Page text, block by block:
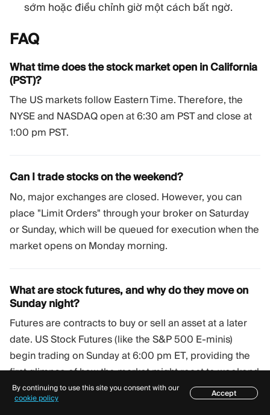
sớm hoặc điều chỉnh giờ một cách bất ngờ.
FAQ
What time does the stock market open in California
(PST)?
The US markets follow Eastern Time. Therefore, the
NYSE and NASDAQ open at 6:30 am PST and close at
1:00 pm PST.
Can I trade stocks on the weekend?
No, major exchanges are closed. However, you can
place "Limit Orders" through your broker on Saturday
or Sunday, which will be queued for execution when the
market opens on Monday morning.
What are stock futures, and why do they move on
Sunday night?
Futures are contracts to buy or sell an asset at a later
date. US Stock Futures (like the S&P 500 E-minis)
begin trading on Sunday at 6:00 pm ET, providing the
first glimpse of how the market might react to weekend
news.
Mục lục
By continuing to use this site you consent with our
cookie policy
Accept